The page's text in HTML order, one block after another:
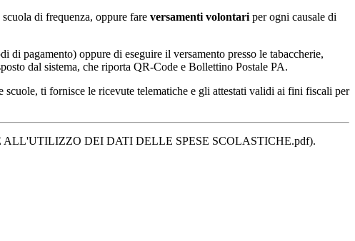
di frequenza, oppure fare versamenti volontari per ogni causale di
pagamento) oppure di eseguire il versamento presso le tabaccherie,
dal sistema, che riporta QR-Code e Bollettino Postale PA.
ti fornisce le ricevute telematiche e gli attestati validi ai fini fiscali per
ALL'UTILIZZO DEI DATI DELLE SPESE SCOLASTICHE.pdf).